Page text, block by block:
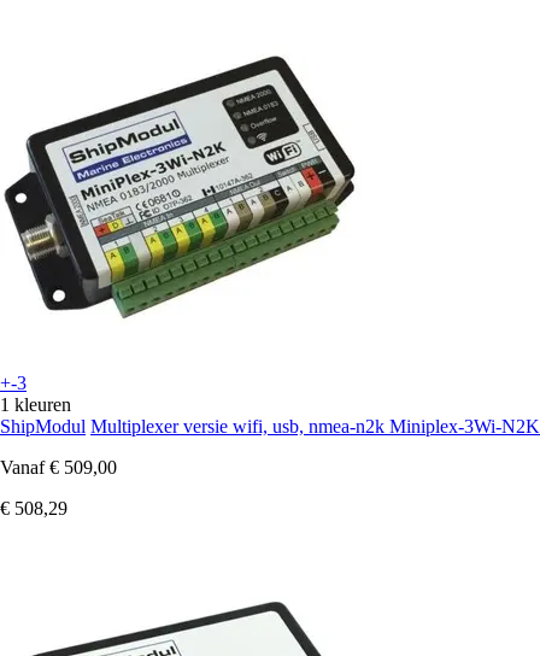
+-3
1 kleuren
ShipModul Multiplexer versie wifi, usb, nmea-n2k Miniplex-3Wi-N2K
Vanaf € 509,00
€ 508,29